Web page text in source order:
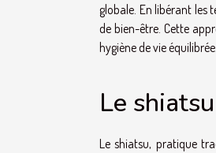
globale. En libérant les
de bien-être. Cette
hygiène de vie
Le
Le shiatsu, pratique